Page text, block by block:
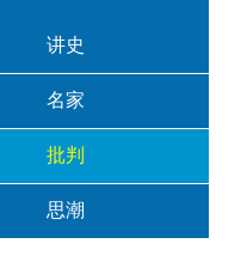
讲史
名家
批判
思潮